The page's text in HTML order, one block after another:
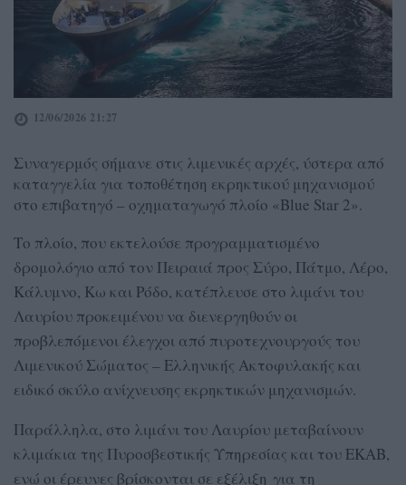
12/06/2026 21:27
Συναγερμός σήμανε στις λιμενικές αρχές, ύστερα από
καταγγελία για τοποθέτηση εκρηκτικού μηχανισμού
στο επιβατηγό – οχηματαγωγό πλοίο «Blue Star 2».
Το πλοίο, που εκτελούσε προγραμματισμένο
δρομολόγιο από τον Πειραιά προς Σύρο, Πάτμο, Λέρο,
Κάλυμνο, Κω και Ρόδο, κατέπλευσε στο λιμάνι του
Λαυρίου προκειμένου να διενεργηθούν οι
προβλεπόμενοι έλεγχοι από πυροτεχνουργούς του
Λιμενικού Σώματος – Ελληνικής Ακτοφυλακής και
ειδικό σκύλο ανίχνευσης εκρηκτικών μηχανισμών.
Παράλληλα, στο λιμάνι του Λαυρίου μεταβαίνουν
κλιμάκια της Πυροσβεστικής Υπηρεσίας και του ΕΚΑΒ,
ενώ οι έρευνες βρίσκονται σε εξέλιξη για τη